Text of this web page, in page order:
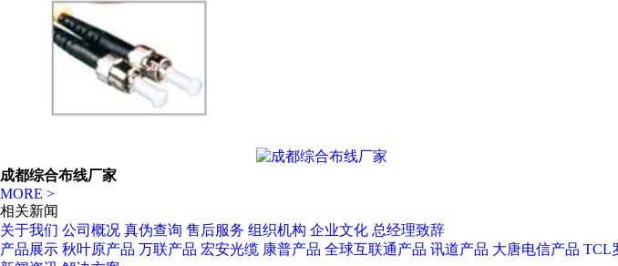
成都综合布线厂家
MORE >
相关新闻
关于我们 公司概况 真伪查询 售后服务 组织机构 企业文化 总经理致辞
产品展示 秋叶原产品 万联产品 宏安光缆 康普产品 全球互联通产品 讯道产品 大唐电信产品 TCL